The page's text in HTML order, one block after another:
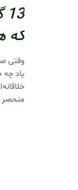
که
وقتی
یاد
منحصر